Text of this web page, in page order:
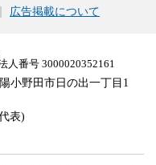
広告掲載について
人番号 3000020352161
小野田市日の出一丁目1
表)